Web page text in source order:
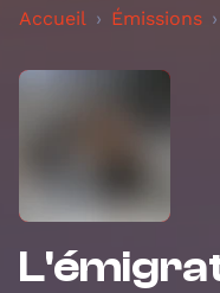
Accueil Émissions